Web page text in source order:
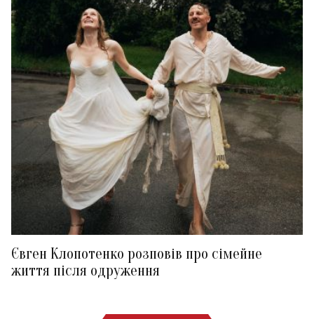
Євген Клопотенко розповів про сімейне
життя після одруження